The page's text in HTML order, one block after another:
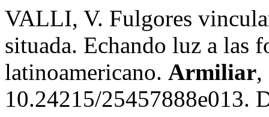
VALLI, V. Fulgores
situada. Echando luz a las
latinoamericano. Armiliar,
10.24215/25457888e013.